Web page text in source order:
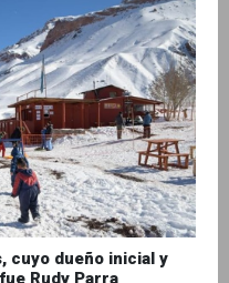
cuyo dueño inicial y
Rudy Parra